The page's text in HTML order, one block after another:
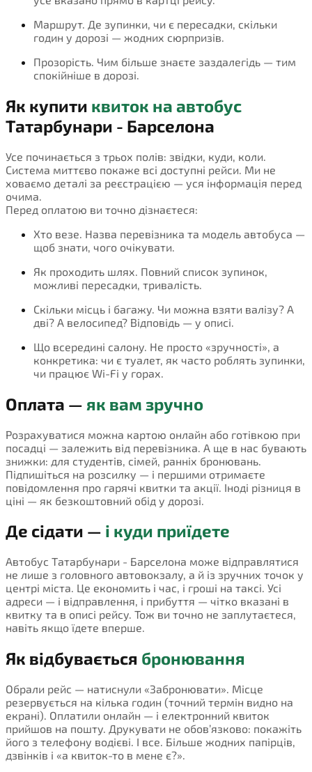
Маршрут. Де зупинки, чи є пересадки, скільки
годин у дорозі — жодних сюрпризів.
Прозорість. Чим більше знаєте заздалегідь — тим
спокійніше в дорозі.
Як купити квиток на автобус
Татарбунари - Барселона
Усе починається з трьох полів: звідки, куди, коли.
Система миттєво покаже всі доступні рейси. Ми не
ховаємо деталі за реєстрацією — уся інформація перед
очима.
Перед оплатою ви точно дізнаєтеся:
Хто везе. Назва перевізника та модель автобуса —
щоб знати, чого очікувати.
Як проходить шлях. Повний список зупинок,
можливі пересадки, тривалість.
Скільки місць і багажу. Чи можна взяти валізу? А
дві? А велосипед? Відповідь — у описі.
Що всередині салону. Не просто «зручності», а
конкретика: чи є туалет, як часто роблять зупинки,
чи працює Wi-Fi у горах.
Оплата — як вам зручно
Розрахуватися можна картою онлайн або готівкою при
посадці — залежить від перевізника. А ще в нас бувають
знижки: для студентів, сімей, ранніх бронювань.
Підпишіться на розсилку — і першими отримаєте
повідомлення про гарячі квитки та акції. Іноді різниця в
ціні — як безкоштовний обід у дорозі.
Де сідати — і куди приїдете
Автобус Татарбунари - Барселона може відправлятися
не лише з головного автовокзалу, а й із зручних точок у
центрі міста. Це економить і час, і гроші на таксі. Усі
адреси — і відправлення, і прибуття — чітко вказані в
квитку та в описі рейсу. Тож ви точно не заплутаєтеся,
навіть якщо їдете вперше.
Як відбувається бронювання
Обрали рейс — натиснули «Забронювати». Місце
резервується на кілька годин (точний термін видно на
екрані). Оплатили онлайн — і електронний квиток
прийшов на пошту. Друкувати не обов’язково: покажіть
його з телефону водієві. І все. Більше жодних папірців,
дзвінків і «а квиток-то в мене є?».